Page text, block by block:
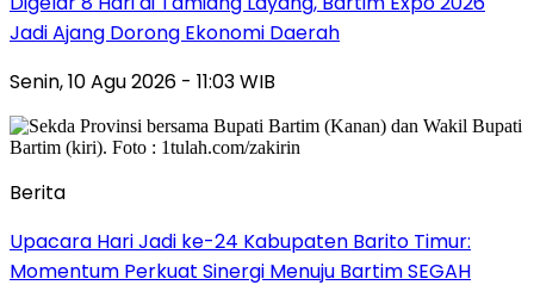
Jadi Ajang Dorong Ekonomi Daerah
Senin, 10 Agu 2026 - 11:03 WIB
Berita
Upacara Hari Jadi ke-24 Kabupaten Barito Timur:
Momentum Perkuat Sinergi Menuju Bartim SEGAH